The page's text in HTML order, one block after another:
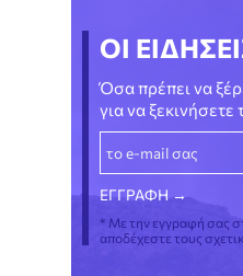
ΟΙ
Όσα πρέπει να
για να ξεκινήσετε
* Με την εγγραφή σας
αποδέχεστε τους